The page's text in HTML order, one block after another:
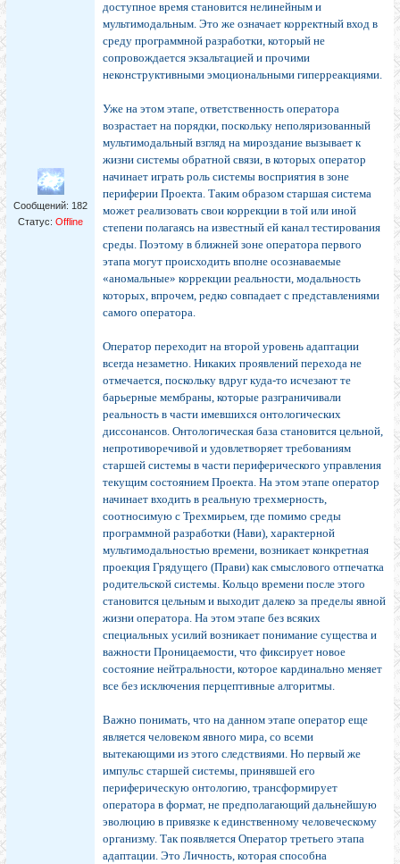
Сообщений: 182
Статус: Offline
доступное время становится нелинейным и
мультимодальным. Это же означает корректный вход в
среду программной разработки, который не
сопровождается экзальтацией и прочими
неконструктивными эмоциональными гиперреакциями.
Уже на этом этапе, ответственность оператора
возрастает на порядки, поскольку неполяризованный
мультимодальный взгляд на мироздание вызывает к
жизни системы обратной связи, в которых оператор
начинает играть роль системы восприятия в зоне
периферии Проекта. Таким образом старшая система
может реализовать свои коррекции в той или иной
степени полагаясь на известный ей канал тестирования
среды. Поэтому в ближней зоне оператора первого
этапа могут происходить вполне осознаваемые
«аномальные» коррекции реальности, модальность
которых, впрочем, редко совпадает с представлениями
самого оператора.
Оператор переходит на второй уровень адаптации
всегда незаметно. Никаких проявлений перехода не
отмечается, поскольку вдруг куда-то исчезают те
барьерные мембраны, которые разграничивали
реальность в части имевшихся онтологических
диссонансов. Онтологическая база становится цельной,
непротиворечивой и удовлетворяет требованиям
старшей системы в части периферического управления
текущим состоянием Проекта. На этом этапе оператор
начинает входить в реальную трехмерность,
соотносимую с Трехмирьем, где помимо среды
программной разработки (Нави), характерной
мультимодальностью времени, возникает конкретная
проекция Грядущего (Прави) как смыслового отпечатка
родительской системы. Кольцо времени после этого
становится цельным и выходит далеко за пределы явной
жизни оператора. На этом этапе без всяких
специальных усилий возникает понимание существа и
важности Проницаемости, что фиксирует новое
состояние нейтральности, которое кардинально меняет
все без исключения перцептивные алгоритмы.
Важно понимать, что на данном этапе оператор еще
является человеком явного мира, со всеми
вытекающими из этого следствиями. Но первый же
импульс старшей системы, принявшей его
периферическую онтологию, трансформирует
оператора в формат, не предполагающий дальнейшую
эволюцию в привязке к единственному человеческому
организму. Так появляется Оператор третьего этапа
адаптации. Это Личность, которая способна